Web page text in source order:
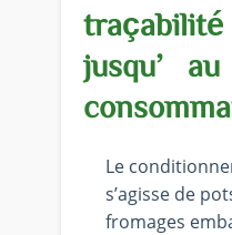
traçabilité
jusqu’au
Le
s’agisse de
fromages